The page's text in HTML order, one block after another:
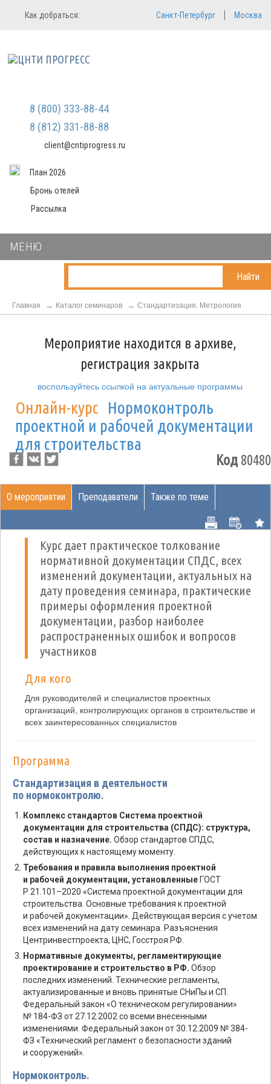
Регистрация
Мы не передаем ваши данные
третьим лицам и не рассылаем
Вход в систему
Как добраться: Санкт-Петербург Москва
8 (800) 333-88-44
8 (812) 331-88-88
client@cntiprogress.ru
План 2026
Бронь отелей
Рассылка
МЕНЮ
Найти
Главная Каталог семинаров Стандартизация. Метрология
Мероприятие находится в архиве,
регистрация закрыта
воспользуйтесь ссылкой на актуальные программы
Онлайн-курс Нормоконтроль
проектной и рабочей документации
для строительства
Код80480
О мероприятии Преподаватели Также по теме
Курс дает практическое толкование
нормативной документации СПДС, всех
изменений документации, актуальных на
дату проведения семинара, практические
примеры оформления проектной
документации, разбор наиболее
распространенных ошибок и вопросов
участников
Для кого
Для руководителей и специалистов проектных
организаций, контролирующих органов в строительстве и
всех заинтересованных специалистов
Программа
Стандартизация в деятельности
по нормоконтролю.
Комплекс стандартов Система проектной
документации для строительства (СПДС): структура,
состав и назначение. Обзор стандартов СПДС,
действующих к настоящему моменту.
Требования и правила выполнения проектной
и рабочей документации, установленные ГОСТ
Р 21.101–2020 «Система проектной документации для
строительства. Основные требования к проектной
и рабочей документации». Действующая версия с учетом
всех изменений на дату семинара. Разъяснения
Центринвестпроекта, ЦНС, Госстроя РФ.
Нормативные документы, регламентирующие
проектирование и строительство в РФ. Обзор
последних изменений. Технические регламенты,
актуализированные и вновь принятые СНиПы и СП.
Федеральный закон «О техническом регулировании»
№ 184-ФЗ от 27.12.2002 со всеми внесенными
изменениями. Федеральный закон от 30.12.2009 № 384-
ФЗ «Технический регламент о безопасности зданий
и сооружений».
Нормоконтроль.